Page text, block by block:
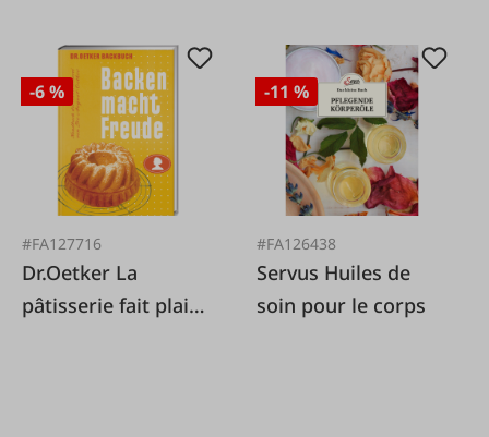
-6 %
#FA127716
Dr.Oetker La
pâtisserie fait plaisir
-11 %
#FA126438
Servus Huiles de
soin pour le corps